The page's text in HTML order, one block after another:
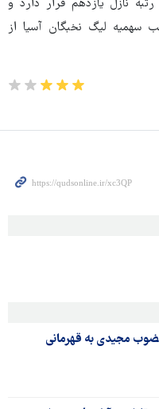
با ۳۰ امتیاز در رتبه نازل یازدهم قرار دارد و
لیگ نخبگان آسیا از
مجیدی به قهرمانی